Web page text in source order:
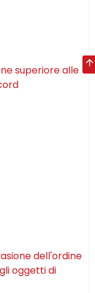
superiore alle
dell'ordine
oggetti di